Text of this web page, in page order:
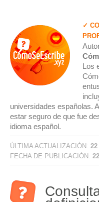
✓
Los
universidades españolas.
estar seguro de que fue
idioma español.
ÚLTIMA ACTUALIZACIÓN: 22
FECHA DE PUBLICACIÓN: